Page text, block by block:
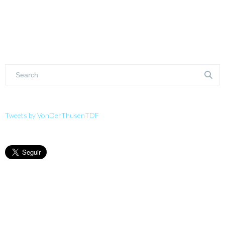
Tweets by VonDerThusenTDF